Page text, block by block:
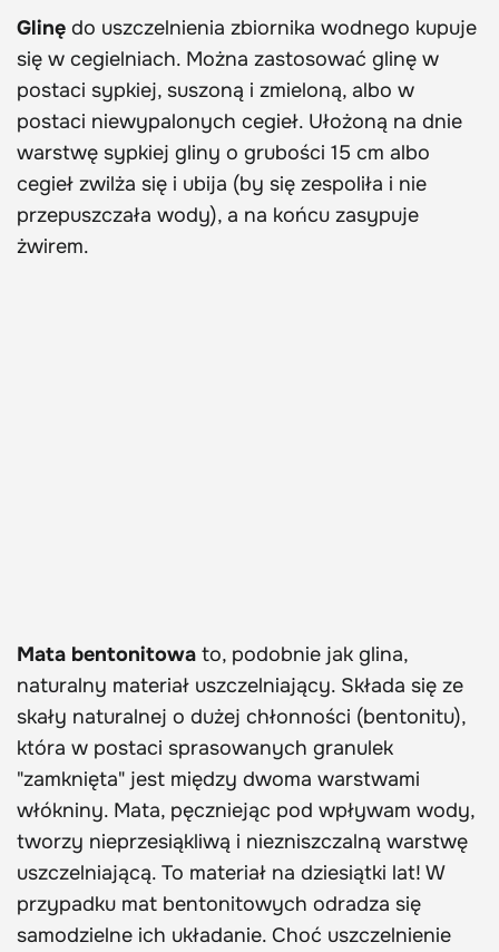
Glinę do uszczelnienia zbiornika wodnego kupuje
się w cegielniach. Można zastosować glinę w
postaci sypkiej, suszoną i zmieloną, albo w
postaci niewypalonych cegieł. Ułożoną na dnie
warstwę sypkiej gliny o grubości 15 cm albo
cegieł zwilża się i ubija (by się zespoliła i nie
przepuszczała wody), a na końcu zasypuje
żwirem.
Mata bentonitowa to, podobnie jak glina,
naturalny materiał uszczelniający. Składa się ze
skały naturalnej o dużej chłonności (bentonitu),
która w postaci sprasowanych granulek
"zamknięta" jest między dwoma warstwami
włókniny. Mata, pęczniejąc pod wpływam wody,
tworzy nieprzesiąkliwą i niezniszczalną warstwę
uszczelniającą. To materiał na dziesiątki lat! W
przypadku mat bentonitowych odradza się
samodzielne ich układanie. Choć uszczelnienie